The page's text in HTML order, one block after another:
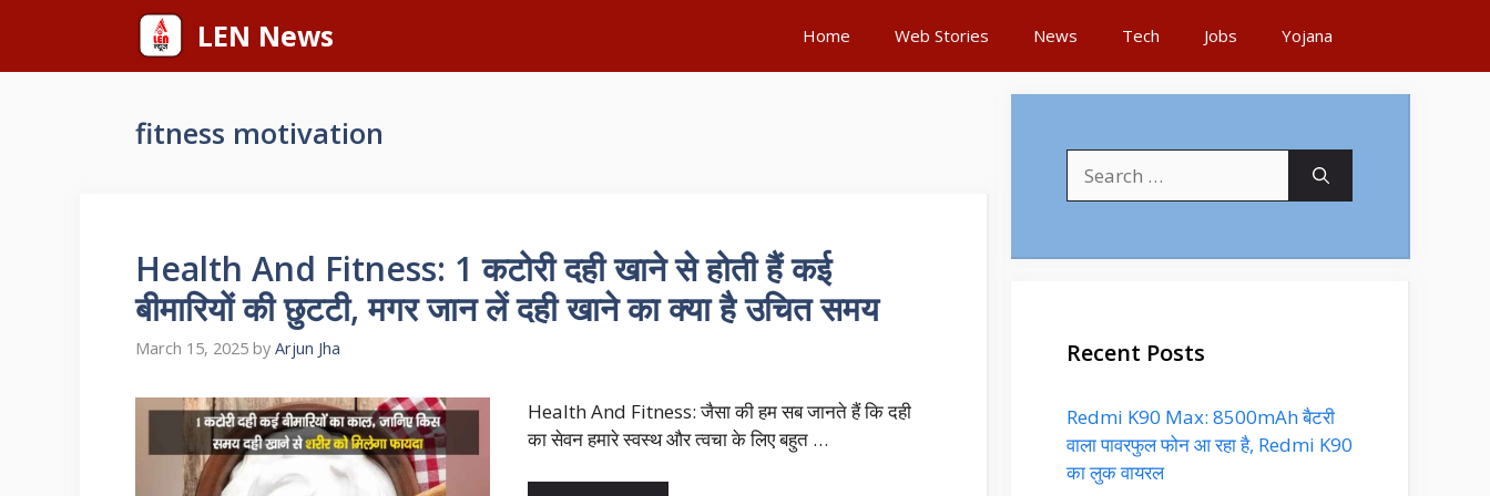
content
LEN News Home Web Stories News Tech Jobs Yojana
fitness motivation
Health And Fitness: 1 कटोरी दही खाने से होती हैं कई
बीमारियों की छुटटी, मगर जान लें दही खाने का क्या है उचित समय
March 15, 2025 by Arjun Jha
Health And Fitness: जैसा की हम सब जानते हैं कि दही
का सेवन हमारे स्वस्थ और त्वचा के लिए बहुत …
for:
Recent Posts
Redmi K90 Max: 8500mAh बैटरी
वाला पावरफुल फोन आ रहा है, Redmi K90
का लुक वायरल